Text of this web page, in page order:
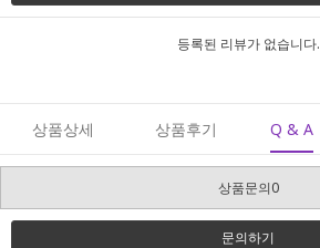
등록된 리뷰가 없습니다.
상품상세 상품후기 Q & A
상품문의0
문의하기